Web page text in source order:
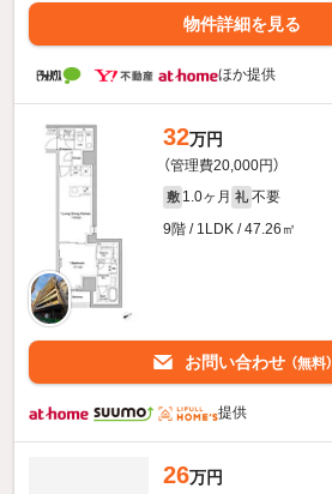
物件詳細を見る
ほか提供
32万円
（管理費20,000円）
敷 1.0ヶ月 礼 不要
9階 / 1LDK / 47.26㎡
お問い合わせ （無料）
提供
26万円